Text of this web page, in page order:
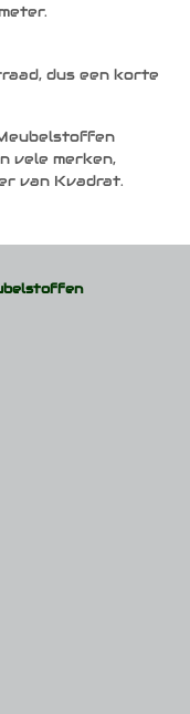
dus een korte
vele merken,
van Kvadrat.